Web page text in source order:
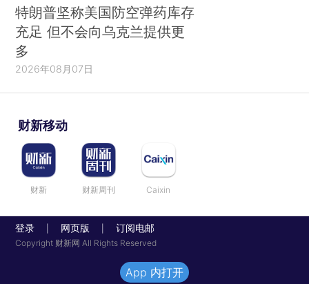
特朗普坚称美国防空弹药库存
充足 但不会向乌克兰提供更
多
2026年08月07日
财新移动
财新 财新周刊 Caixin
登录 网页版 订阅电邮
Copyright 财新网 All Rights Reserved
App 内打开